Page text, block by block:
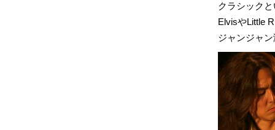
クラシック
ElvisやLittle
ジャンジャ